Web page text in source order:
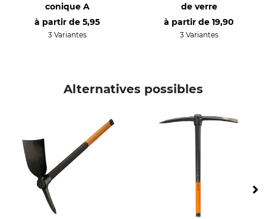
conique A
à partir de 5,95
3 Variantes
de verre
à partir de 19,90
3 Variantes
Alternatives possibles